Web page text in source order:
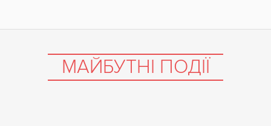
МАЙБУТНІ ПОДІЇ